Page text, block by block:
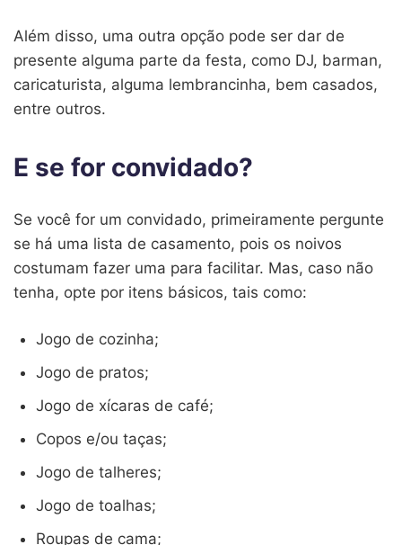
Além disso, uma outra opção pode ser dar de
presente alguma parte da festa, como DJ, barman,
caricaturista, alguma lembrancinha, bem casados,
entre outros.
E se for convidado?
Se você for um convidado, primeiramente pergunte
se há uma lista de casamento, pois os noivos
costumam fazer uma para facilitar. Mas, caso não
tenha, opte por itens básicos, tais como:
Jogo de cozinha;
Jogo de pratos;
Jogo de xícaras de café;
Copos e/ou taças;
Jogo de talheres;
Jogo de toalhas;
Roupas de cama;